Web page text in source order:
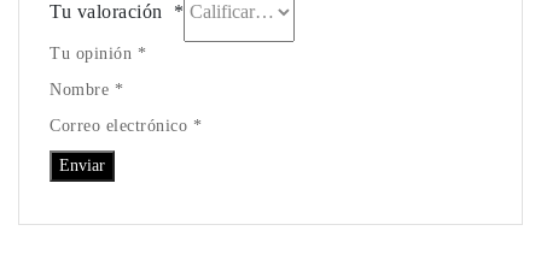
Tu valoración *
Tu opinión *
Nombre *
Correo electrónico *